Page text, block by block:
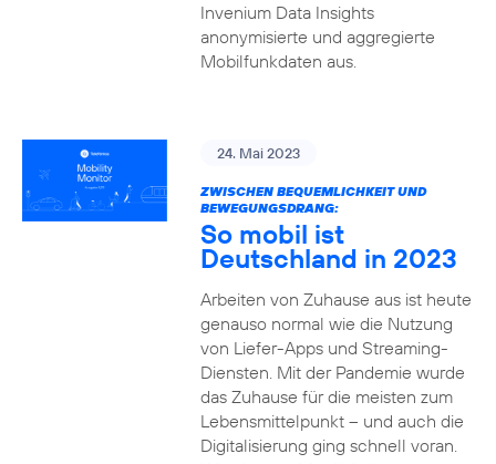
Invenium Data Insights
anonymisierte und aggregierte
Mobilfunkdaten aus.
24. Mai 2023
ZWISCHEN BEQUEMLICHKEIT UND
BEWEGUNGSDRANG:
So mobil ist
Deutschland in 2023
Arbeiten von Zuhause aus ist heute
genauso normal wie die Nutzung
von Liefer-Apps und Streaming-
Diensten. Mit der Pandemie wurde
das Zuhause für die meisten zum
Lebensmittelpunkt – und auch die
Digitalisierung ging schnell voran.